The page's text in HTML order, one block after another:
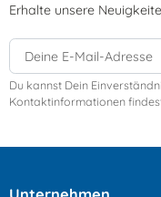
Erhalte unsere
Du kannst Dein
Kontaktinformationen